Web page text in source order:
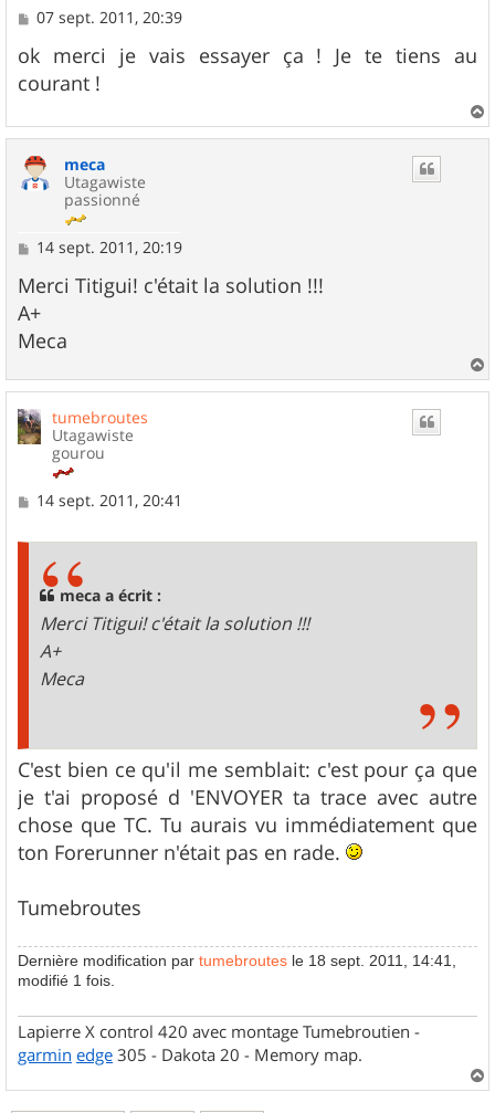
M
s
s
a
e
07 sept. 2011, 20:39
ok merci je vais essayer ça ! Je te tiens au
courant !
a
meca
Utagawiste
passionné
M
s
s
a
g
e
14 sept. 2011, 20:19
Merci Titigui! c'était la solution !!!
A+
Meca
a
tumebroutes
Utagawiste
gourou
M14 sept. 2011, 20:41
meca a écrit :
Merci Titigui! c'était la solution !!!
A+
Meca
C'est bien ce qu'il me semblait: c'est pour ça que
je t'ai proposé d 'ENVOYER ta trace avec autre
chose que TC. Tu aurais vu immédiatement que
ton Forerunner n'était pas en rade.
Tumebroutes
Dernière modification par tumebroutes le 18 sept. 2011, 14:41,
modifié 1 fois.
Lapierre X control 420 avec montage Tumebroutien -
garmin edge 305 - Dakota 20 - Memory map.
a